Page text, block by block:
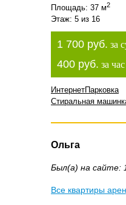
Площадь: 37 м2
Этаж: 5 из 16
1 700 руб. за
400 руб. за час
ИнтернетПарковка
Стиральная
Ольга
Был(а) на сайте:
Все квартиры